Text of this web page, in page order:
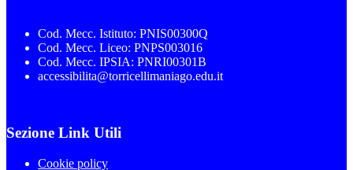
Cod. Mecc. Istituto: PNIS00300Q
Cod. Mecc. Liceo: PNPS003016
Cod. Mecc. IPSIA: PNRI00301B
accessibilita@torricellimaniago.edu.it
Sezione Link Utili
Cookie policy